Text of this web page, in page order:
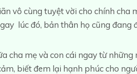
vô cùng tuyệt vời cho chính cha
lúc đó, bản thân họ cũng đang
cha mẹ và con cái ngay từ những
biết đem lại hạnh phúc cho